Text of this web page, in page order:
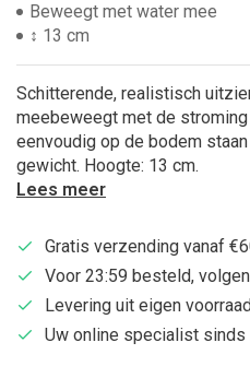
Beweegt met water mee
↕ 13 cm
Schitterende, realistisch
meebeweegt met de
eenvoudig op de bodem
gewicht. Hoogte: 13 cm.
Lees meer
Gratis verzending vanaf
Voor 23:59 besteld,
Levering uit eigen
Uw online specialist sinds